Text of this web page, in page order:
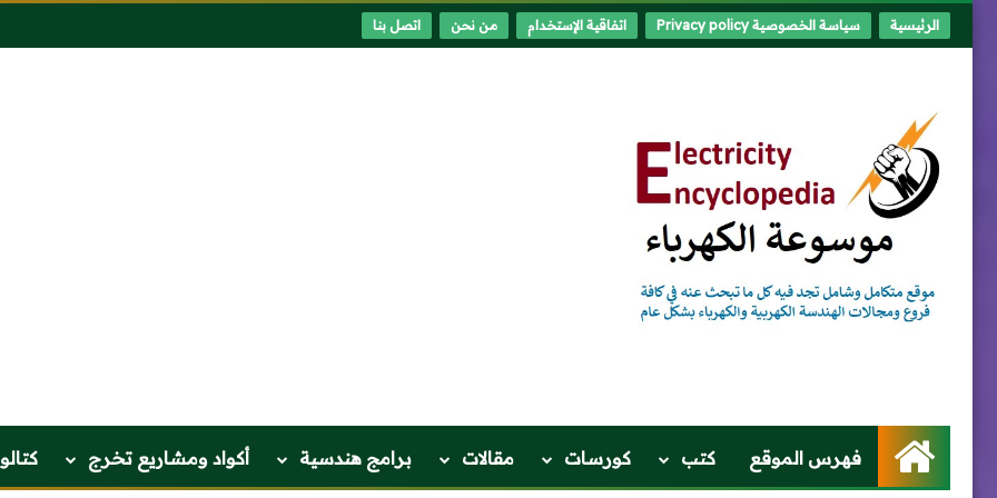
الرئيسية سياسة الخصوصية Privacy policy اتفاقية الإستخدام من نحن اتصل بنا
الرئيسية
فهرس الموقع كتب كورسات مقالات برامج هندسية أكواد ومشاريع تخرج